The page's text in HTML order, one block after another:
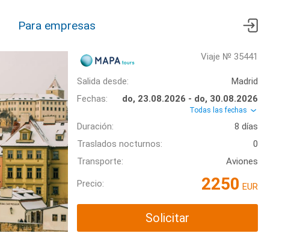
Para empresas
Viaje № 35441
Salida desde:
Madrid
Fechas:
do, 23.08.2026 - do, 30.08.2026
Todas las fechas
Duración:
8 días
Traslados nocturnos:
0
Transporte:
Aviones
Precio: 2250 EUR
Solicitar